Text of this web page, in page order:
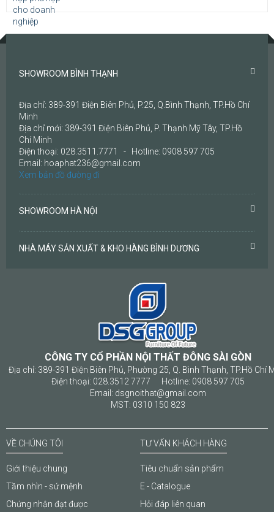
SHOWROOM BÌNH THẠNH
Địa chỉ: 389-391 Điện Biên Phủ, P.25, Q.Bình Thạnh, TP.Hồ Chí
Minh
Địa chỉ mới: 389-391 Điện Biên Phủ, P. Thạnh Mỹ Tây, TP.Hồ
Chí Minh
Điện thoại: 028.3511.7771 - Hotline: 0908 597 705
Email: hoaphat236@gmail.com
Xem bản đồ đường đi
SHOWROOM HÀ NỘI
NHÀ MÁY SẢN XUẤT & KHO HÀNG BÌNH DƯƠNG
CÔNG TY CỔ PHẦN NỘI THẤT ĐÔNG SÀI GÒN
Địa chỉ: 389-391 Điện Biên Phủ, Phường 25, Q. Bình Thạnh, TP.Hồ Chí
Điện thoại: 028.3512 7777 Hotline: 0908 597 705
Email: dsgnoithat@gmail.com
MST: 0310 150 823
VỀ CHÚNG TÔI
Giới thiệu chung
Tầm nhìn - sứ mệnh
Chứng nhận đạt được
TƯ VẤN KHÁCH HÀNG
Tiêu chuẩn sản phẩm
E - Catalogue
Hỏi đáp liên quan